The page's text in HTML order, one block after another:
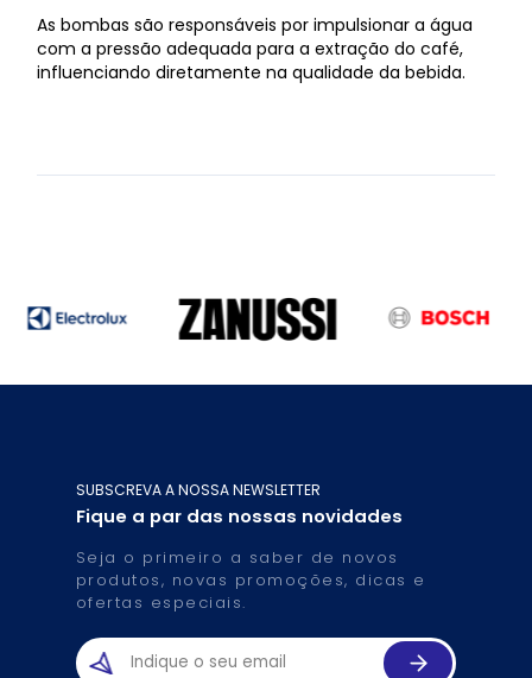
As bombas são responsáveis por impulsionar a água
com a pressão adequada para a extração do café,
influenciando diretamente na qualidade da bebida.
SUBSCREVA A NOSSA NEWSLETTER
Fique a par das nossas novidades
Seja o primeiro a saber de novos
produtos, novas promoções, dicas e
ofertas especiais.